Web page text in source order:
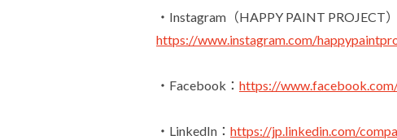
・Instagram（HAPPY PAINT PROJECT）
https://www.instagram.com/
・Facebook： https://
・LinkedIn： https://jp.linkedin.com/